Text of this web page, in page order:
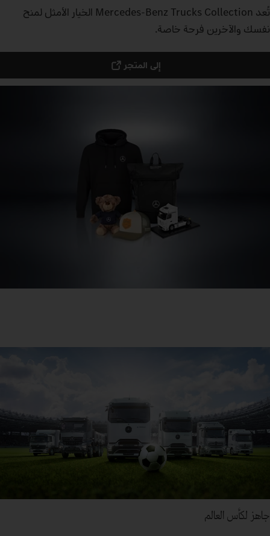
تُعد Mercedes‑Benz Trucks Collection الخيار الأمثل لمنح
نفسك والآخرين فرحة خاصة.
إلى المتجر
جاهز لكأس العالم